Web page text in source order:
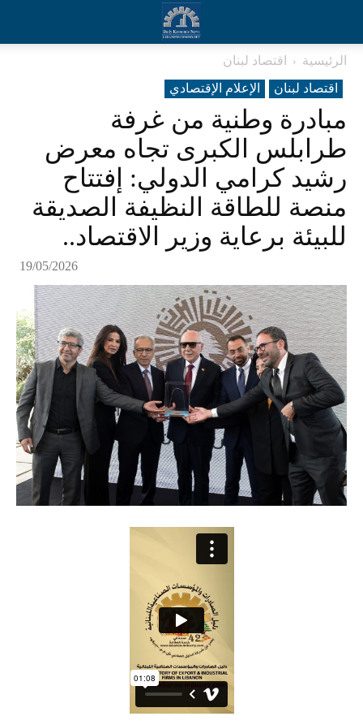
الرئيسية
اقتصاد لبنان
اقتصاد لبنان
الإعلام الإقتصادي
مبادرة وطنية من غرفة
طرابلس الكبرى تجاه معرض
رشيد كرامي الدولي: إفتتاح
منصة للطاقة النظيفة الصديقة
للبيئة برعاية وزير الاقتصاد..
19/05/2026